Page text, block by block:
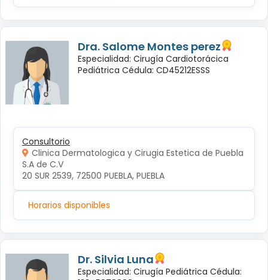
Dra. Salome Montes perez
Especialidad: Cirugía Cardiotorácica
Pediátrica Cédula: CD45212ESSS
Consultorio
Clinica Dermatologica y Cirugia Estetica de Puebla
S.A de C.V
20 SUR 2539, 72500 PUEBLA, PUEBLA
Horarios disponibles
Dr. Silvia Luna
Especialidad: Cirugía Pediátrica Cédula: